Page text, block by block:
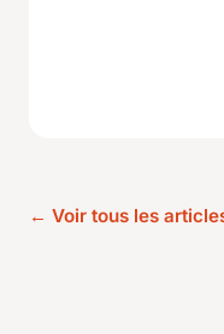
← Voir tous les